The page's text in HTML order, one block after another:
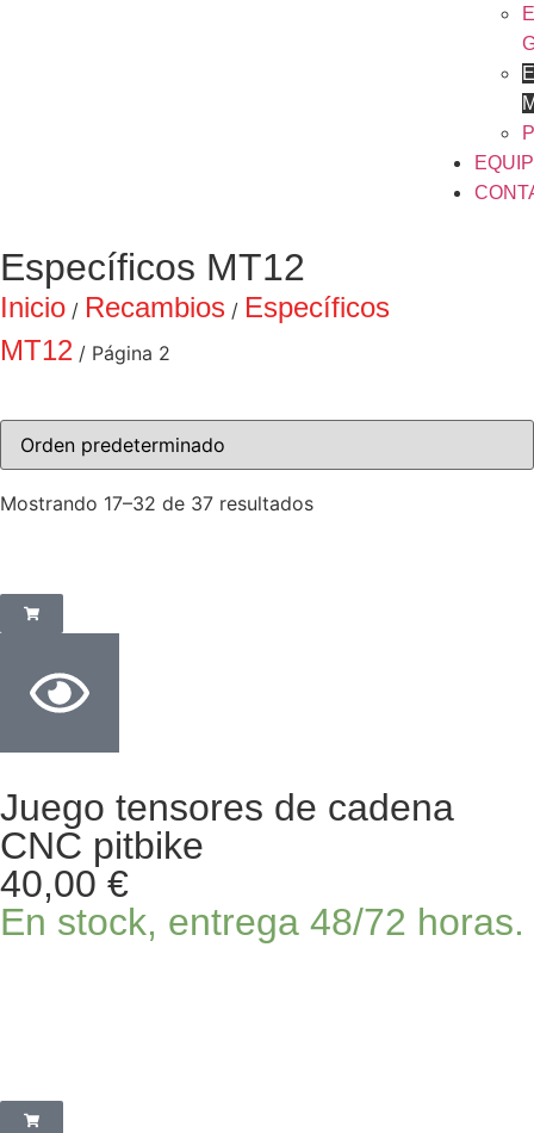
Específicos MT12
Inicio / Recambios / Específicos
MT12 / Página 2
Mostrando 17–32 de 37 resultados
Juego tensores de cadena
CNC pitbike
40,00 €
En stock, entrega 48/72 horas.